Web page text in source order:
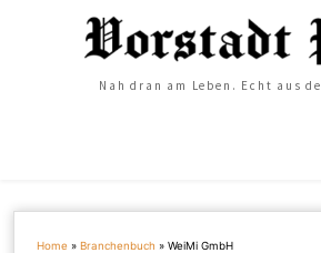
Nah dran am Leben. Echt aus
Home »Branchenbuch »WeiMi GmbH